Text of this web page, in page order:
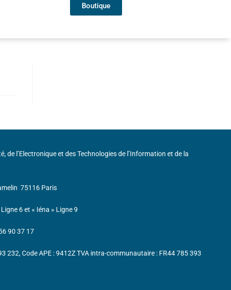
Boutique
de l’Electronique et des Technologies de l’Information et de la
75116 Paris
6 et « Iéna » Ligne 9
90 37 17
232, Code APE : 9412Z TVA intra-communautaire : FR44 785 393